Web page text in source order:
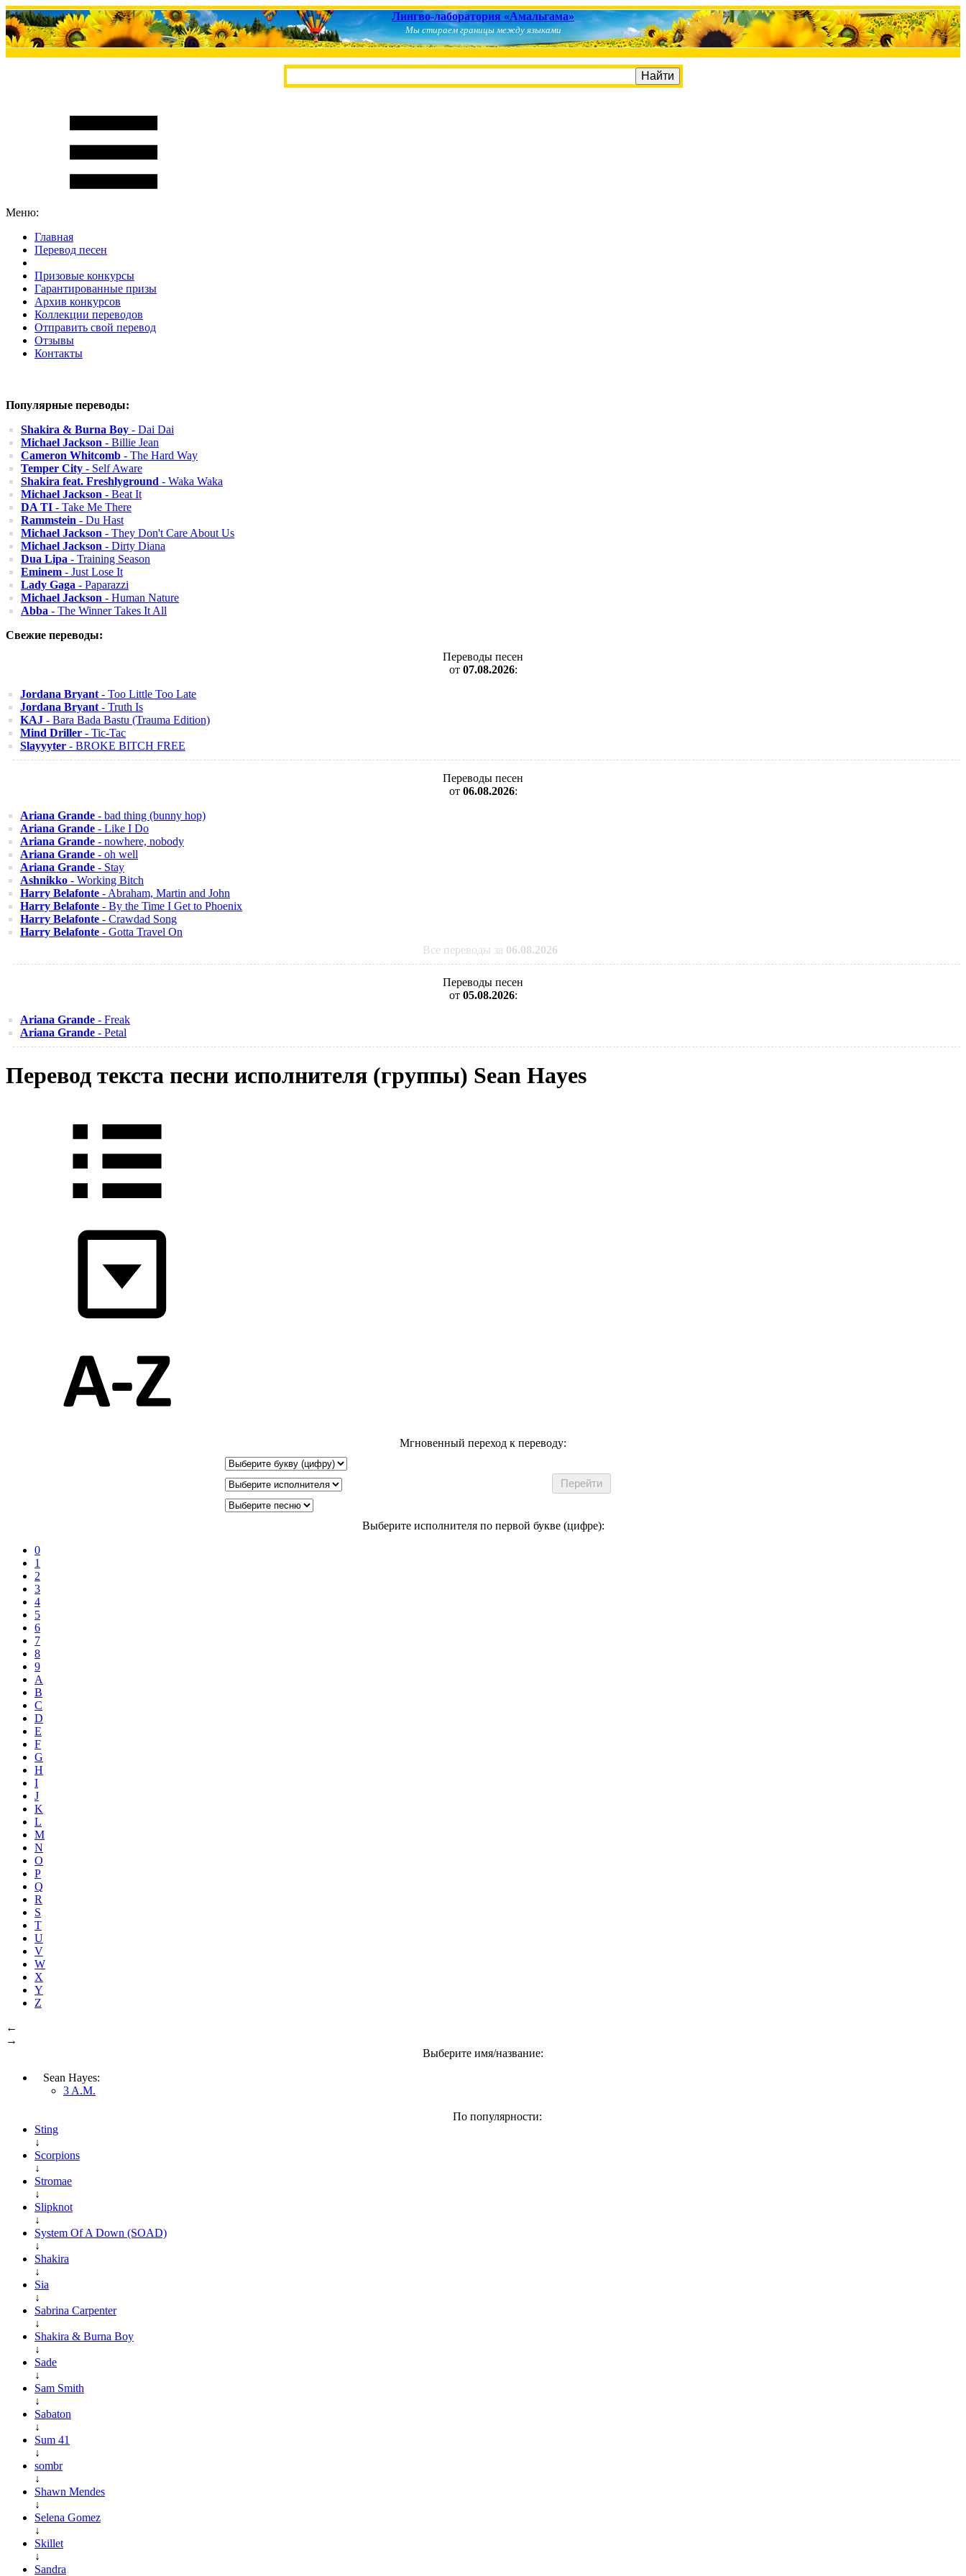
Лингво-лаборатория «Амальгама»
Мы стираем границы между языками
Меню:
Главная
Перевод песен
Призовые конкурсы
Гарантированные призы
Архив конкурсов
Коллекции переводов
Отправить свой перевод
Отзывы
Контакты
Популярные переводы:
Shakira & Burna Boy - Dai Dai
Michael Jackson - Billie Jean
Cameron Whitcomb - The Hard Way
Temper City - Self Aware
Shakira feat. Freshlyground - Waka Waka
Michael Jackson - Beat It
DA TI - Take Me There
Rammstein - Du Hast
Michael Jackson - They Don't Care About Us
Michael Jackson - Dirty Diana
Dua Lipa - Training Season
Eminem - Just Lose It
Lady Gaga - Paparazzi
Michael Jackson - Human Nature
Abba - The Winner Takes It All
Свежие переводы:
Переводы песен
от 07.08.2026:
Jordana Bryant - Too Little Too Late
Jordana Bryant - Truth Is
KAJ - Bara Bada Bastu (Trauma Edition)
Mind Driller - Tic-Tac
Slayyyter - BROKE BITCH FREE
Переводы песен
от 06.08.2026:
Ariana Grande - bad thing (bunny hop)
Ariana Grande - Like I Do
Ariana Grande - nowhere, nobody
Ariana Grande - oh well
Ariana Grande - Stay
Ashnikko - Working Bitch
Harry Belafonte - Abraham, Martin and John
Harry Belafonte - By the Time I Get to Phoenix
Harry Belafonte - Crawdad Song
Harry Belafonte - Gotta Travel On
Все переводы за 06.08.2026
Переводы песен
от 05.08.2026:
Ariana Grande - Freak
Ariana Grande - Petal
Перевод текста песни исполнителя (группы) Sean Hayes
Мгновенный переход к переводу:
Выберите исполнителя по первой букве (цифре):
0
1
2
3
4
5
6
7
8
9
A
B
C
D
E
F
G
H
I
J
K
L
M
N
O
P
Q
R
S
T
U
V
W
X
Y
Z
←
→
Выберите имя/название:
Sean Hayes:
3 A.M.
По популярности:
Sting
↓
Scorpions
↓
Stromae
↓
Slipknot
↓
System Of A Down (SOAD)
↓
Shakira
↓
Sia
↓
Sabrina Carpenter
↓
Shakira & Burna Boy
↓
Sade
↓
Sam Smith
↓
Sabaton
↓
Sum 41
↓
sombr
↓
Shawn Mendes
↓
Selena Gomez
↓
Skillet
↓
Sandra